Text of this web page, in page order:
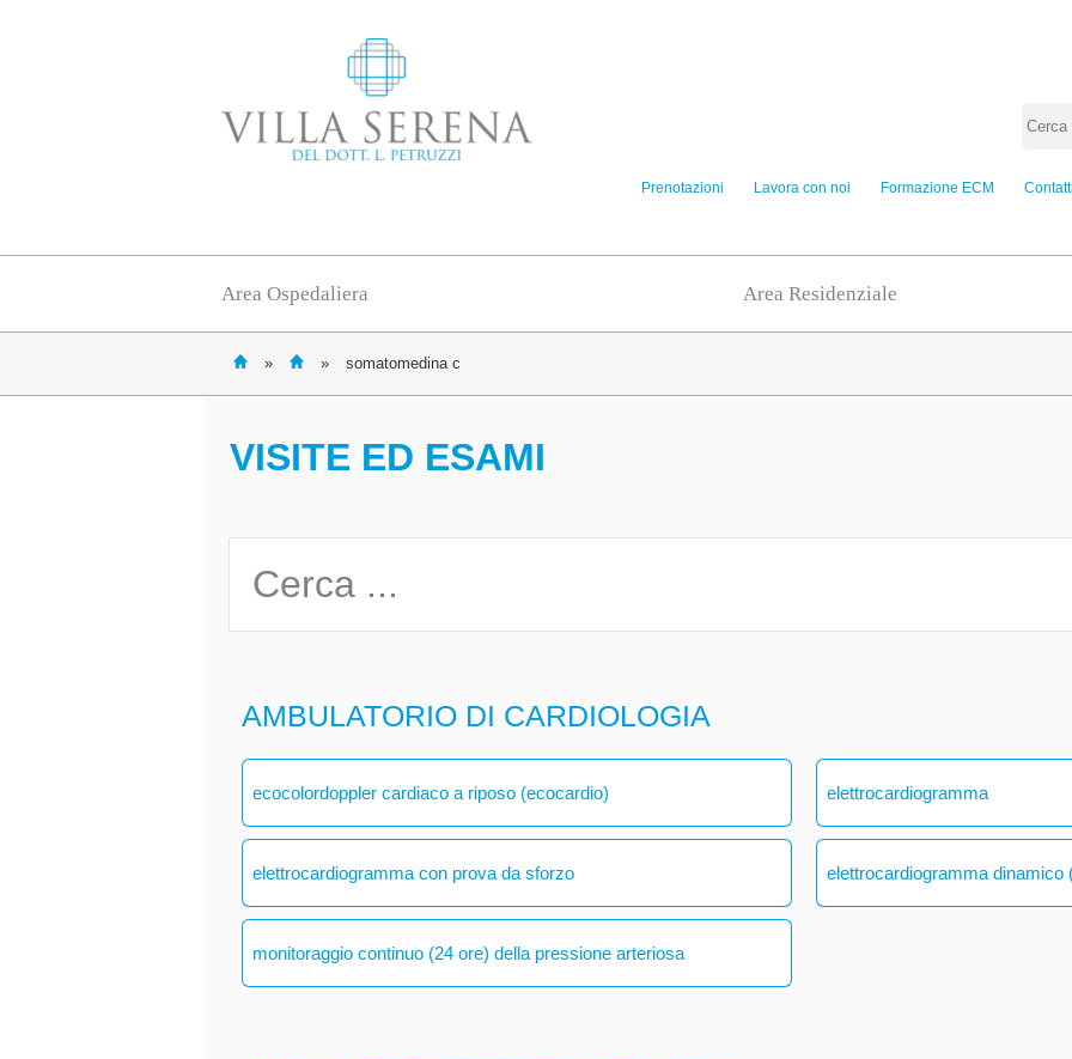
Prenotazioni Lavora con noi Formazione ECM
Area Ospedaliera Area Residenziale
» » somatomedina c
VISITE ED ESAMI
AMBULATORIO DI CARDIOLOGIA
ecocolordoppler cardiaco a riposo (ecocardio) elettrocardiogramma
elettrocardiogramma con prova da sforzo elettrocardiogramma dinamico
monitoraggio continuo (24 ore) della pressione arteriosa